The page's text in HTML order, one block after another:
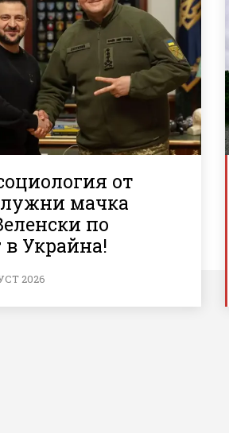
от
мачка
по
в Украйна!
2026